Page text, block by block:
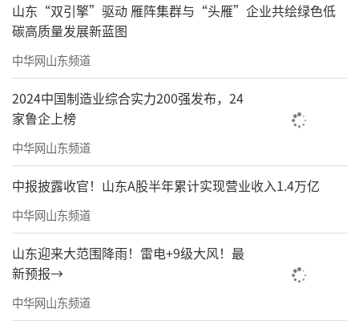
山东“双引擎”驱动 雁阵集群与“头雁”企业共绘绿色低
碳高质量发展新蓝图
中华网山东频道
2024中国制造业综合实力200强发布，24
家鲁企上榜
中华网山东频道
中报披露收官！山东A股半年累计实现营业收入1.4万亿
中华网山东频道
山东迎来大范围降雨！雷电+9级大风！最
新预报→
中华网山东频道